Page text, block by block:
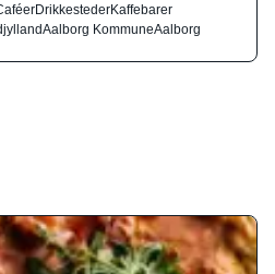
DrikkestederKaffebarer
Aalborg KommuneAalborg